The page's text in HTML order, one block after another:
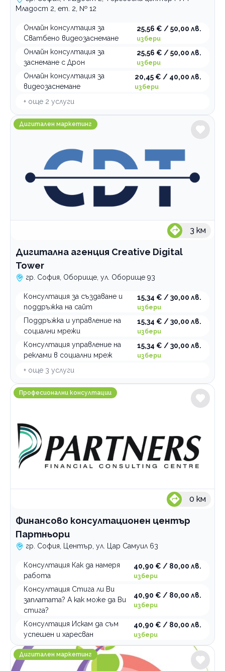
Младост 2, ет. 2, № 12
Онлайн консултация за
Сватбено видеозаснемане
25,56 € / 50,00 лв.
избери
Онлайн консултация за
заснемане с Дрон
25,56 € / 50,00 лв.
избери
Онлайн консултация за
видеозаснемане
20,45 € / 40,00 лв.
избери
+ още 2 услуги
Дигитална агенция Creative Digital Tower
Дигитален маркетинг
3 км
Дигитална агенция Creative Digital
Tower
гр. София, Оборище, ул. Оборище 93
Консултация за създаване и
поддръжка на сайт
15,34 € / 30,00 лв.
избери
Поддръжка и управление на
социални мрежи
15,34 € / 30,00 лв.
избери
Консултация управление на
реклами в социални мреж
15,34 € / 30,00 лв.
избери
+ още 3 услуги
Финансово консултационен център Партньори
Професионални консултации
0 км
Финансово консултационен център
Партньори
гр. София, Център, ул. Цар Самуил 63
Консултация Как да намеря
работа
40,90 € / 80,00 лв.
избери
Консултация Стига ли Ви
заплатата? А как може да Ви
стига?
40,90 € / 80,00 лв.
избери
Консултация Искам да съм
успешен и харесван
40,90 € / 80,00 лв.
избери
Ivys Design
Дигитален маркетинг